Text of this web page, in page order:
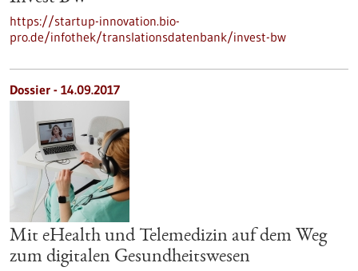
https://startup-innovation.bio-
pro.de/infothek/translationsdatenbank/invest-bw
Dossier - 14.09.2017
Mit eHealth und Telemedizin auf dem Weg
zum digitalen Gesundheitswesen